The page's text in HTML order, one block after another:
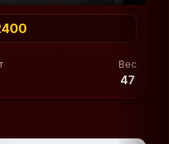
Вес
47